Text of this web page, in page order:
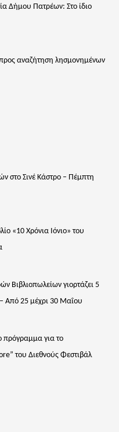
Δήμου Πατρέων: Στο ίδιο
αναζήτηση λησμονημένων
στο Σινέ Κάστρο – Πέμπτη
«10 Χρόνια Ιόνιο» του
Βιβλιοπωλείων γιορτάζει 5
Από 25 μέχρι 30 Μαΐου
πρόγραμμα για το
του Διεθνούς Φεστιβάλ